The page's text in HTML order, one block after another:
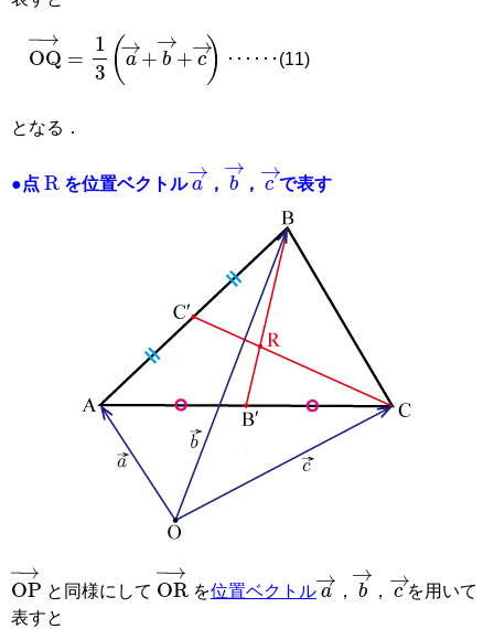
OQ →= 1 3a→ +b→+ c →
･･････(11)
となる．
●点
R
を位置ベクトルa→
，b →
，c→
で表す
OP →
と同様にして OR →
を位置ベクトル a→
， b →
，c→
を用いて
表すと